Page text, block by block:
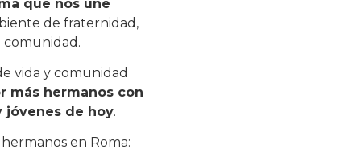
que nos une
de fraternidad,
comunidad.
vida y comunidad
más hermanos con
jóvenes de hoy.
en Roma: